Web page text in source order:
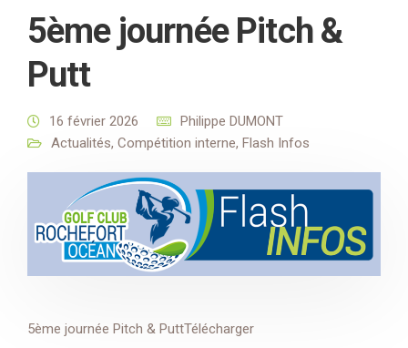
5ème journée Pitch &
Putt
16 février 2026
Philippe DUMONT
Actualités, Compétition interne, Flash Infos
5ème journée Pitch & PuttTélécharger